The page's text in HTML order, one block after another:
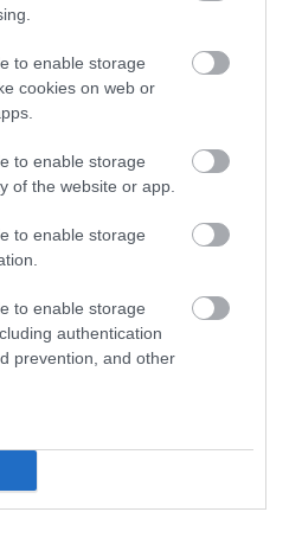
to enable storage
cookies on web or
to enable storage
of the website or app.
to enable storage
to enable storage
authentication
prevention, and other
HÉTKÖZNAPI MADARAK ÉS
PILLANGÓK CSENDES
VÉSZJEL